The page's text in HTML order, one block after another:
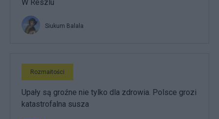
W Reszlu
Siukum Balala
Rozmaitości
Upały są groźne nie tylko dla zdrowia. Polsce grozi
katastrofalna susza